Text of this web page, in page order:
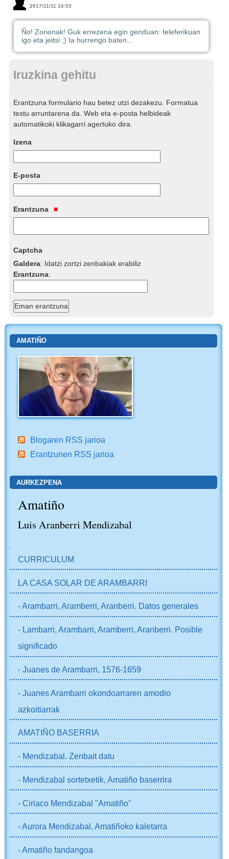
2017/11/11 16:53
Ño! Zorionak! Guk errezena egin genduan: teleferikuan
igo eta jeitsi ;) Ia hurrengo baten...
Iruzkina gehitu
Erantzuna formulario hau betez utzi dezakezu. Formatua
testu arruntarena da. Web eta e-posta helbideak
automatikoki klikagarri agertuko dira.
Izena
E-posta
Erantzuna
Captcha
Galdera: Idatzi zortzi zenbakiak erabiliz
Erantzuna:
AMATIÑO
Blogaren RSS jarioa
Erantzunen RSS jarioa
AURKEZPENA
Amatiño
Luis Aranberri Mendizabal
CURRICULUM
LA CASA SOLAR DE ARAMBARRI
- Arambarri, Aramberri, Aranberri. Datos generales
- Lambarri, Arambarri, Aramberri, Aranberri. Posible
significado
- Juanes de Arambarri, 1576-1659
- Juanes Arambarri okondoarraren amodio
azkoitiarrak
AMATIÑO BASERRIA
- Mendizabal. Zenbait datu
- Mendizabal sortetxetik, Amatiño baserrira
- Ciriaco Mendizabal "Amatiño"
- Aurora Mendizabal, Amatiñoko kaletarra
- Amatiño fandangoa